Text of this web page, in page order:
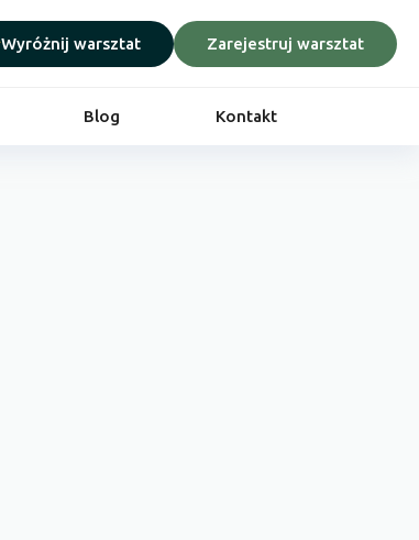
Wyróżnij warsztat Zarejestruj warsztat
Blog Kontakt